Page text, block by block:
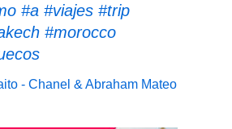
#a #viajes #trip
#morocco
- Chanel & Abraham Mateo